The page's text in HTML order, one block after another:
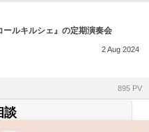
ールキルシェ』の定期演奏会
2Aug 2024
895 PV
談